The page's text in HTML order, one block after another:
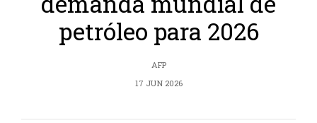
petróleo para 2026
AFP
17 JUN 2026